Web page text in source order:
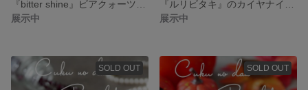
展示中
展示中
SOLD OUT SOLD OUT